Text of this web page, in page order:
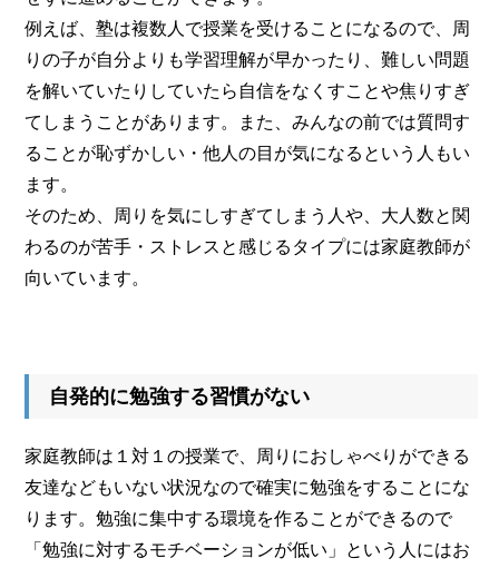
例えば、塾は複数人で授業を受けることになるので、周
りの子が自分よりも学習理解が早かったり、難しい問題
を解いていたりしていたら自信をなくすことや焦りすぎ
てしまうことがあります。また、みんなの前では質問す
ることが恥ずかしい・他人の目が気になるという人もい
ます。
そのため、周りを気にしすぎてしまう人や、大人数と関
わるのが苦手・ストレスと感じるタイプには家庭教師が
向いています。
自発的に勉強する習慣がない
家庭教師は１対１の授業で、周りにおしゃべりができる
友達などもいない状況なので確実に勉強をすることにな
ります。勉強に集中する環境を作ることができるので
「勉強に対するモチベーションが低い」という人にはお